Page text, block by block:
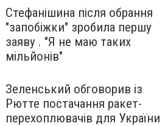
Стефанішина після обрання
"запобіжки" зробила першу
заяву . "Я не маю таких
мільйонів"
Зеленський обговорив із
Рютте постачання ракет-
перехоплювачів для України